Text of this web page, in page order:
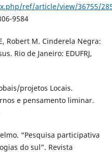
ref/article/view/36755/
9584
Robert M. Cinderela Negra:
Rio de Janeiro: EDUFRJ,
projetos Locais.
e pensamento liminar.
“Pesquisa participativa
do sul”. Revista